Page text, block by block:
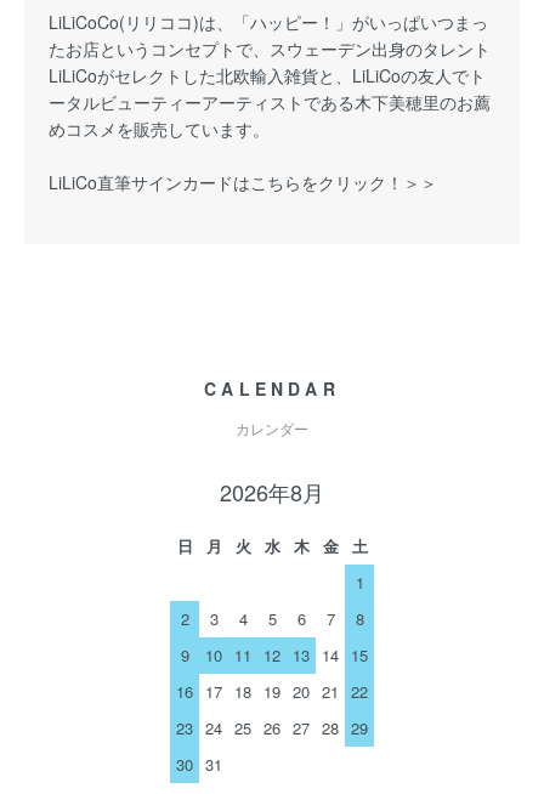
LiLiCoCo(リリココ)は、「ハッピー！」がいっぱいつまっ
たお店というコンセプトで、スウェーデン出身のタレント
LiLiCoがセレクトした北欧輸入雑貨と、LiLiCoの友人でト
ータルビューティーアーティストである木下美穂里のお薦
めコスメを販売しています。
LiLiCo直筆サインカードはこちらをクリック！＞＞
CALENDAR
カレンダー
2026年8月
日 月 火 水 木 金
土
1
2
3 4 5 6 7
8
9
10 11 12 13 14 15
16 17 18 19 20 21
22
23 24 25 26 27 28 29
30 31